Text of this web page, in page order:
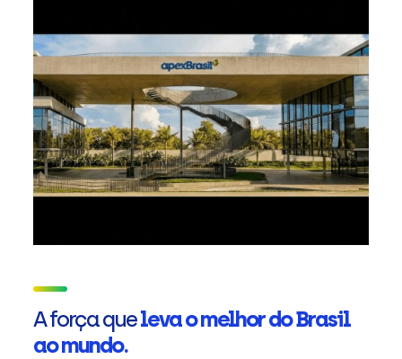
A força queleva o melhor do Brasil
ao mundo.